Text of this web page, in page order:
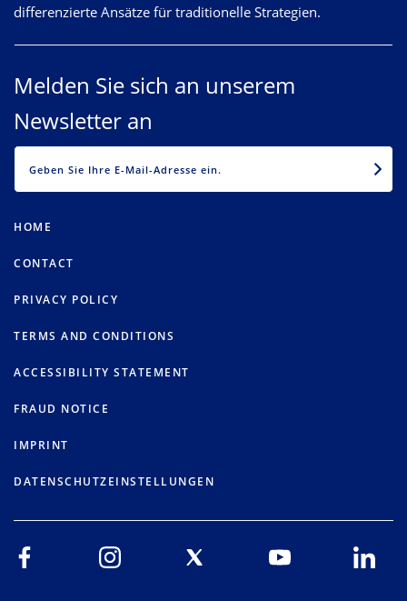
differenzierte Ansätze für traditionelle Strategien.
Melden Sie sich an unserem
Newsletter an
HOME
CONTACT
PRIVACY POLICY
TERMS AND CONDITIONS
ACCESSIBILITY STATEMENT
FRAUD NOTICE
IMPRINT
DATENSCHUTZEINSTELLUNGEN